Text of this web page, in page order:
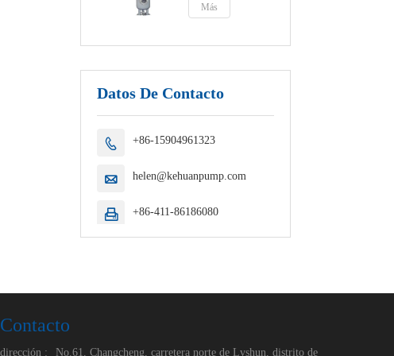
Más
Datos De Contacto
 +86-15904961323
 helen@kehuanpump.com
 +86-411-86186080
Contacto
dirección : No.61, Changcheng, carretera norte de Lvshun, distrito de